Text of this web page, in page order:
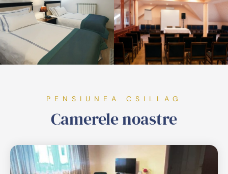
PENSIUNEA CSILLAG
Camerele noastre